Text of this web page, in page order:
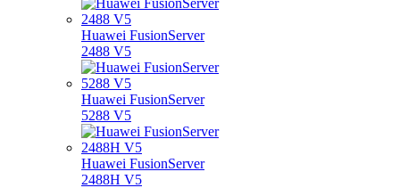
Huawei FusionServer
2488 V5
Huawei FusionServer
5288 V5
Huawei FusionServer
2488H V5